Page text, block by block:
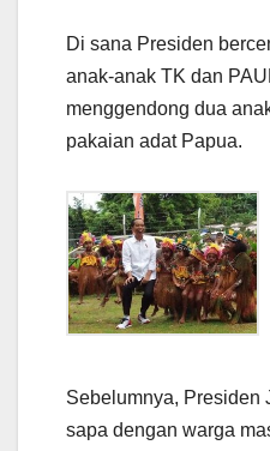
Di sana Presiden
anak-anak TK dan
menggendong dua
pakaian adat Papua.
Sebelumnya, Presiden
sapa dengan warga